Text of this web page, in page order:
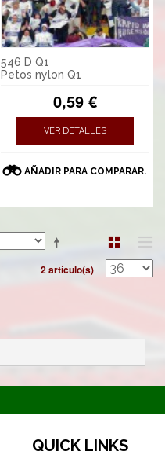
546 D Q1
Petos nylon Q1
0,59 €
VER DETALLES
AÑADIR PARA COMPARAR.
2 artículo(s)
QUICK LINKS